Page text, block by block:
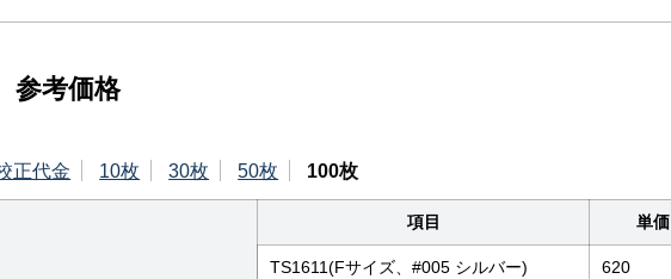
参考価格
正代金 10枚 30枚 50枚 100枚
項目 単価
TS1611(Fサイズ、#005 シルバー) 620